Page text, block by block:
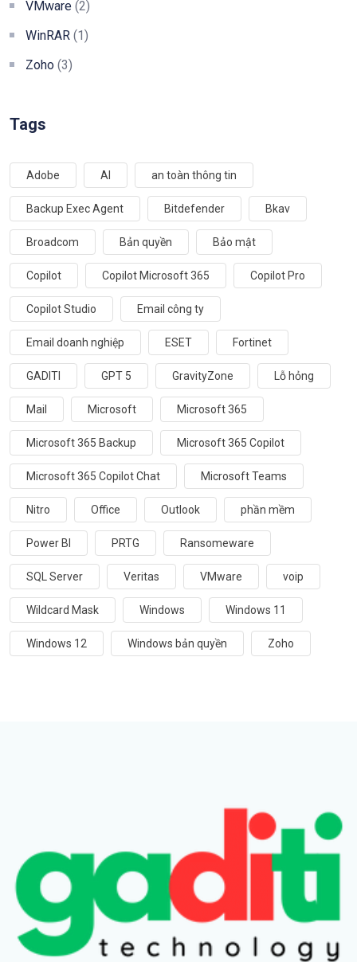
VMware (2)
WinRAR (1)
Zoho (3)
Tags
Adobe AI an toàn thông tin
Backup Exec Agent Bitdefender Bkav
Broadcom Bản quyền Bảo mật
Copilot Copilot Microsoft 365 Copilot Pro
Copilot Studio Email công ty
Email doanh nghiệp ESET Fortinet
GADITI GPT 5 GravityZone Lỗ hỏng
Mail Microsoft Microsoft 365
Microsoft 365 Backup Microsoft 365 Copilot
Microsoft 365 Copilot Chat Microsoft Teams
Nitro Office Outlook phần mềm
Power BI PRTG Ransomeware
SQL Server Veritas VMware voip
Wildcard Mask Windows Windows 11
Windows 12 Windows bản quyền Zoho